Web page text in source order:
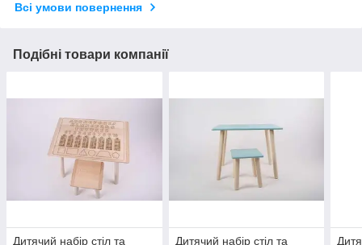
Всі умови повернення
Подібні товари компанії
Дитячий набір стіл та
Дитячий набір стіл та